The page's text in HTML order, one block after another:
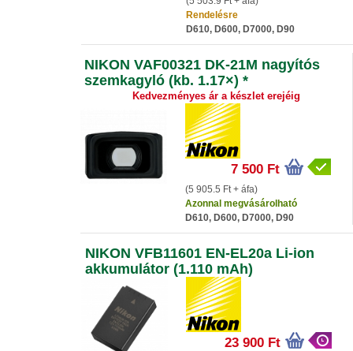
Rendelésre
D610, D600, D7000, D90
NIKON VAF00321 DK-21M nagyítós
szemkagyló (kb. 1.17×) *
Kedvezményes ár a készlet erejéig
7 500 Ft
(5 905.5 Ft + áfa)
Azonnal megvásárolható
D610, D600, D7000, D90
NIKON VFB11601 EN-EL20a Li-ion
akkumulátor (1.110 mAh)
23 900 Ft